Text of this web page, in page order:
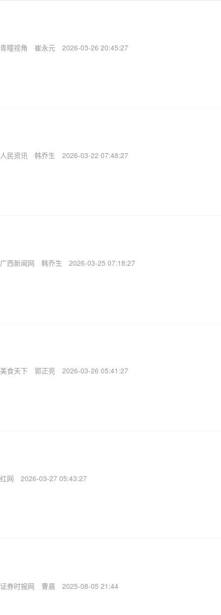
青瞳视角 崔永元 2026-03-26 20:45:27
人民资讯 韩乔生 2026-03-22 07:48:27
广西新闻网 韩乔生 2026-03-25 07:18:27
美食天下 郭正亮 2026-03-26 05:41:27
红网 2026-03-27 05:43:27
证券时报网 曹晨 2025-08-05 21:44